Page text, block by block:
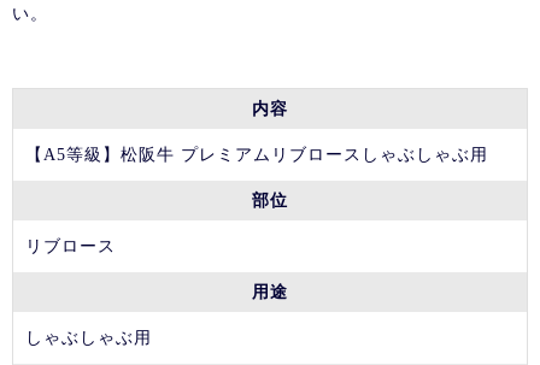
い。
内容
【A5等級】松阪牛 プレミアムリブロースしゃぶしゃぶ用
部位
リブロース
用途
しゃぶしゃぶ用